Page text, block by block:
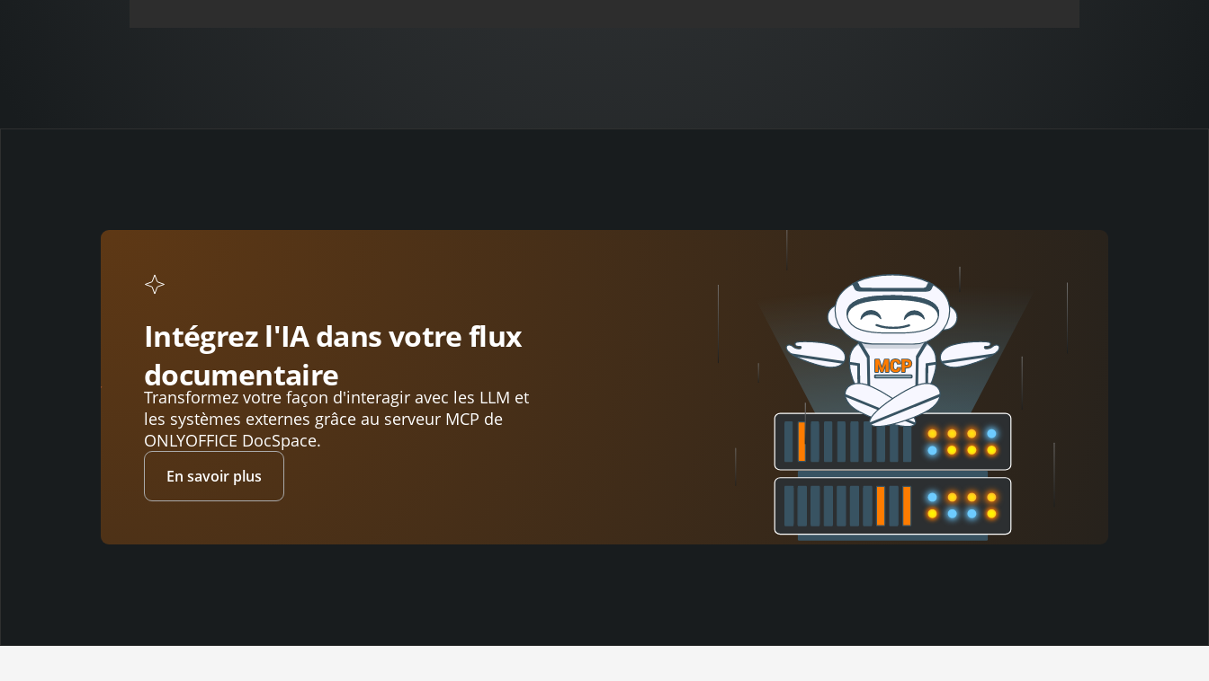
Intégrez l'IA dans votre flux
documentaire
Transformez votre façon d'interagir avec les LLM et
les systèmes externes grâce au serveur MCP de
ONLYOFFICE DocSpace.
En savoir plus